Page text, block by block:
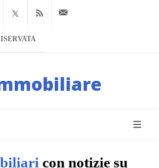
Facebook
x.com Feed RSS
con notizie su